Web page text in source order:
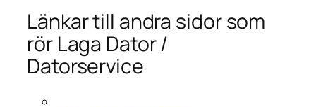
Länkar till andra sidor som
rör Laga Dator /
Datorservice